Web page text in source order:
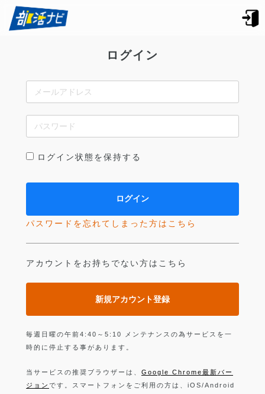
ログイン
ログイン状態を保持する
パスワードを忘れてしまった方はこちら
アカウントをお持ちでない方はこちら
新規アカウント登録
毎週日曜の午前4:40～5:10 メンテナンスの為サービスを一
時的に停止する事があります。
当サービスの推奨ブラウザーは、 Google Chrome最新バー
ジョン です。スマートフォンをご利用の方は、iOS/Android